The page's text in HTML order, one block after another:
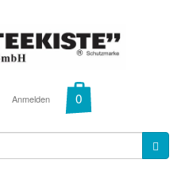
Anmelden